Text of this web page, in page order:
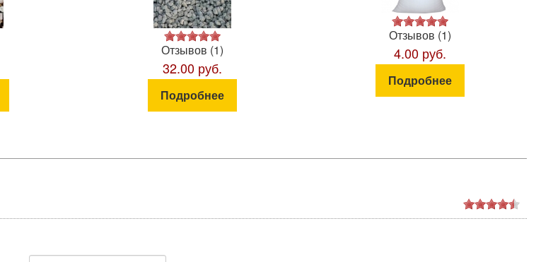
Отзывов (1)
32.00 руб.
Подробнее
Отзывов (1)
4.00 руб.
Подробнее